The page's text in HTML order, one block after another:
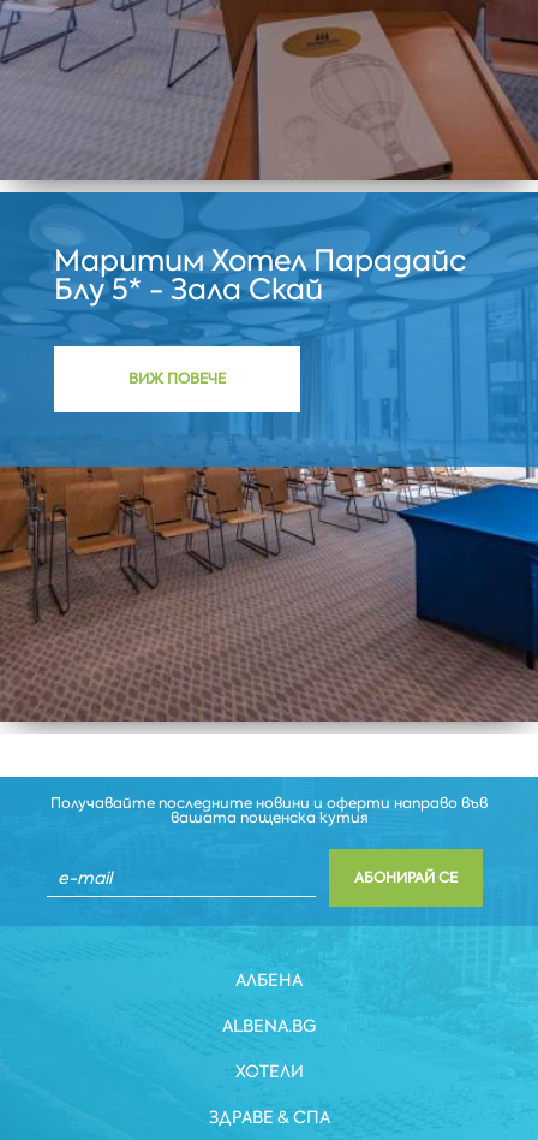
Маритим Хотел Парадайс
Блу 5* - Зала Скай
ВИЖ ПОВЕЧЕ
Получавайте последните новини и оферти направо във
вашата пощенска кутия
АБОНИРАЙ СЕ
АЛБЕНА
ALBENA.BG
ХОТЕЛИ
ЗДРАВЕ & СПА